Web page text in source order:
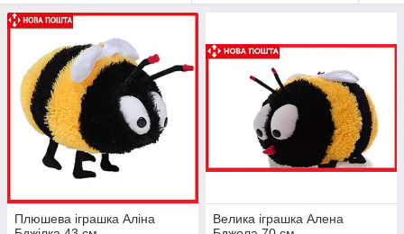
размерах: 70 см, 53 см, 43 см, 33 см. Пчелки будут радовать
домочадцев долгие годы. Они легко стираются и все
составляющие надежны и долговечны.
Плюшева іграшка Аліна
Велика іграшка Алена